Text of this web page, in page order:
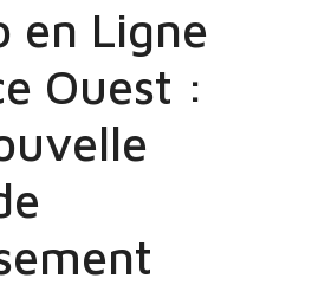
en Ligne
Ouest :